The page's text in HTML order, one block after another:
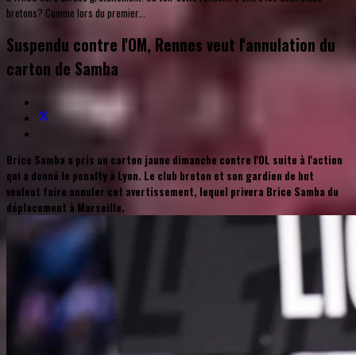
bretons? Comme lors du premier...
Suspendu contre l'OM, Rennes veut l'annulation du
carton de Samba
Brice Samba a pris un carton jaune dimanche contre l'OL suite à l'action
qui a donné le penalty à Lyon. Le club breton et son gardien de but
veulent faire annuler cet avertissement, lequel privera Brice Samba du
déplacement à Marseille.